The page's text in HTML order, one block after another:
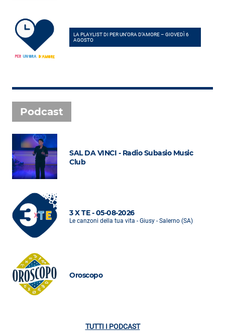
LA PLAYLIST DI PER UN’ORA D’AMORE – GIOVEDÌ 6
AGOSTO
Podcast
SAL DA VINCI - Radio Subasio Music
Club
3 X TE - 05-08-2026
Le canzoni della tua vita - Giusy - Salerno (SA)
Oroscopo
TUTTI I PODCAST